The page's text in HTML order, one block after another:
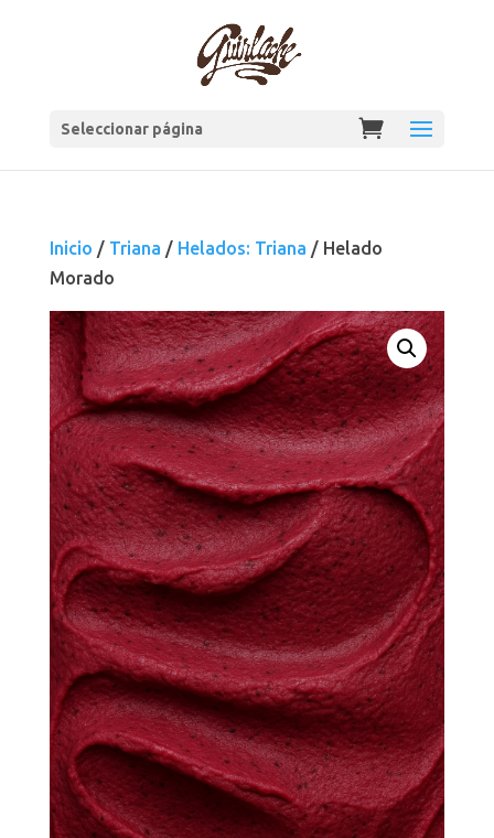
Seleccionar página
Inicio / Triana / Helados: Triana / Helado
Morado